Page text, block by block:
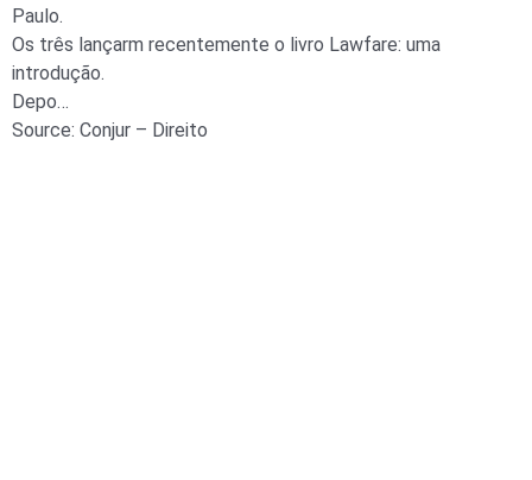
Paulo.
Os três lançarm recentemente o livro Lawfare: uma
introdução.
Depo…
Source: Conjur – Direito